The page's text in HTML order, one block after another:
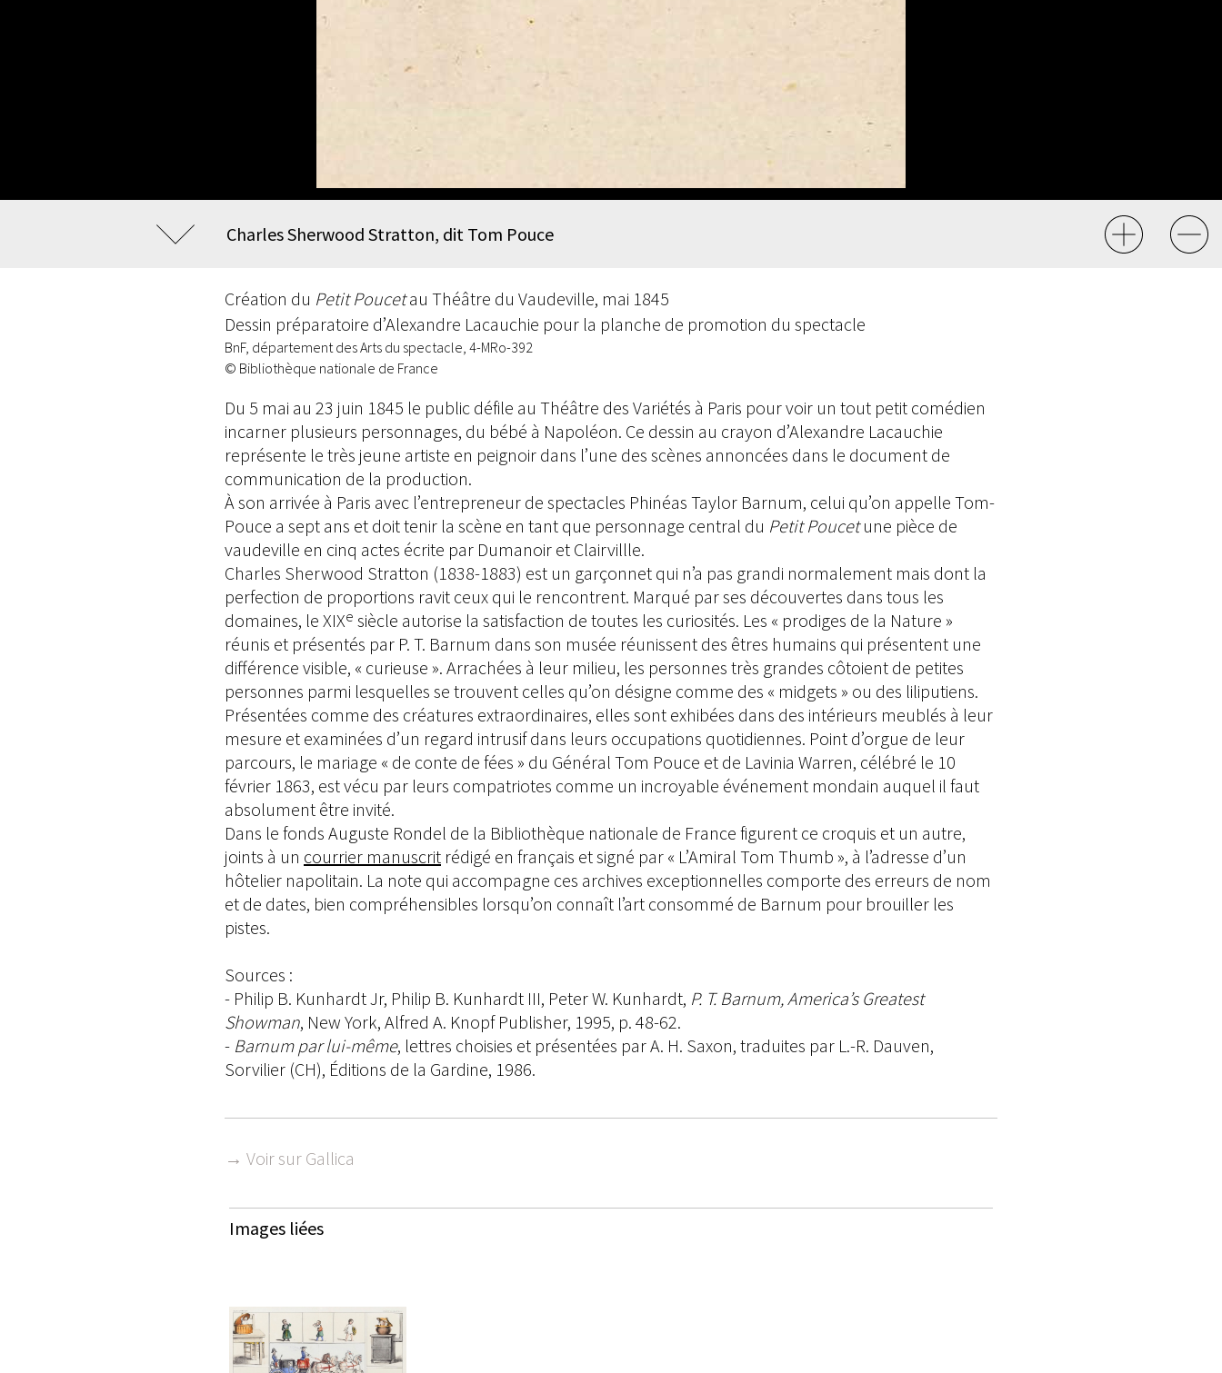
Charles Sherwood Stratton, dit Tom Pouce
Création du Petit Poucetau Théâtre du Vaudeville, mai 1845
Dessin préparatoire d’Alexandre Lacauchie pour la planche de promotion du spectacle
BnF, département des Arts du spectacle, 4-MRo-392
© Bibliothèque nationale de France
Du 5 mai au 23 juin 1845 le public défile au Théâtre des Variétés à Paris pour voir un tout petit comédien
incarner plusieurs personnages, du bébé à Napoléon. Ce dessin au crayon d’Alexandre Lacauchie
représente le très jeune artiste en peignoir dans l’une des scènes annoncées dans le document de
communication de la production.
À son arrivée à Paris avec l’entrepreneur de spectacles Phinéas Taylor Barnum, celui qu’on appelle Tom-
Pouce a sept ans et doit tenir la scène en tant que personnage central du Petit Poucetune pièce de
vaudeville en cinq actes écrite par Dumanoir et Clairvillle.
Charles Sherwood Stratton (1838-1883) est un garçonnet qui n’a pas grandi normalement mais dont la
perfection de proportions ravit ceux qui le rencontrent. Marqué par ses découvertes dans tous les
domaines, le XIXe siècle autorise la satisfaction de toutes les curiosités. Les « prodiges de la Nature »
réunis et présentés par P. T. Barnum dans son musée réunissent des êtres humains qui présentent une
différence visible, « curieuse ». Arrachées à leur milieu, les personnes très grandes côtoient de petites
personnes parmi lesquelles se trouvent celles qu’on désigne comme des « midgets » ou des liliputiens.
Présentées comme des créatures extraordinaires, elles sont exhibées dans des intérieurs meublés à leur
mesure et examinées d’un regard intrusif dans leurs occupations quotidiennes. Point d’orgue de leur
parcours, le mariage « de conte de fées » du Général Tom Pouce et de Lavinia Warren, célébré le 10
février 1863, est vécu par leurs compatriotes comme un incroyable événement mondain auquel il faut
absolument être invité.
Dans le fonds Auguste Rondel de la Bibliothèque nationale de France figurent ce croquis et un autre,
joints à un courrier manuscrit rédigé en français et signé par « L’Amiral Tom Thumb », à l’adresse d’un
hôtelier napolitain. La note qui accompagne ces archives exceptionnelles comporte des erreurs de nom
et de dates, bien compréhensibles lorsqu’on connaît l’art consommé de Barnum pour brouiller les
pistes.
Sources :
- Philip B. Kunhardt Jr, Philip B. Kunhardt III, Peter W. Kunhardt, P. T. Barnum, America’s Greatest
Showman, New York, Alfred A. Knopf Publisher, 1995, p. 48-62.
- Barnum par lui-même, lettres choisies et présentées par A. H. Saxon, traduites par L.-R. Dauven,
Sorvilier (CH), Éditions de la Gardine, 1986.
→ Voir sur Gallica
Images liées